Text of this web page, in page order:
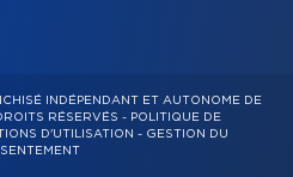
INDÉPENDANT ET AUTONOME DE
RÉSERVÉS - POLITIQUE DE
D'UTILISATION - GESTION DU